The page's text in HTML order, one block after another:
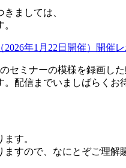
ましては、
年1月22日開催）開催レ
セミナーの模様を録画し
配信までいましばらくお
す。
すので、なにとぞご理解